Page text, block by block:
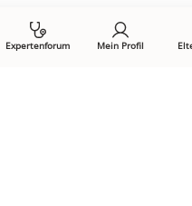
Expertenforum Mein Profil